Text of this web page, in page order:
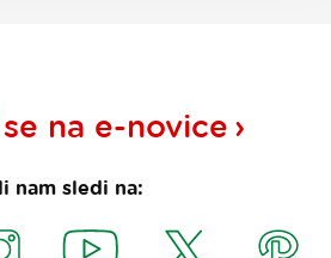
na e-novice
nam sledi na: